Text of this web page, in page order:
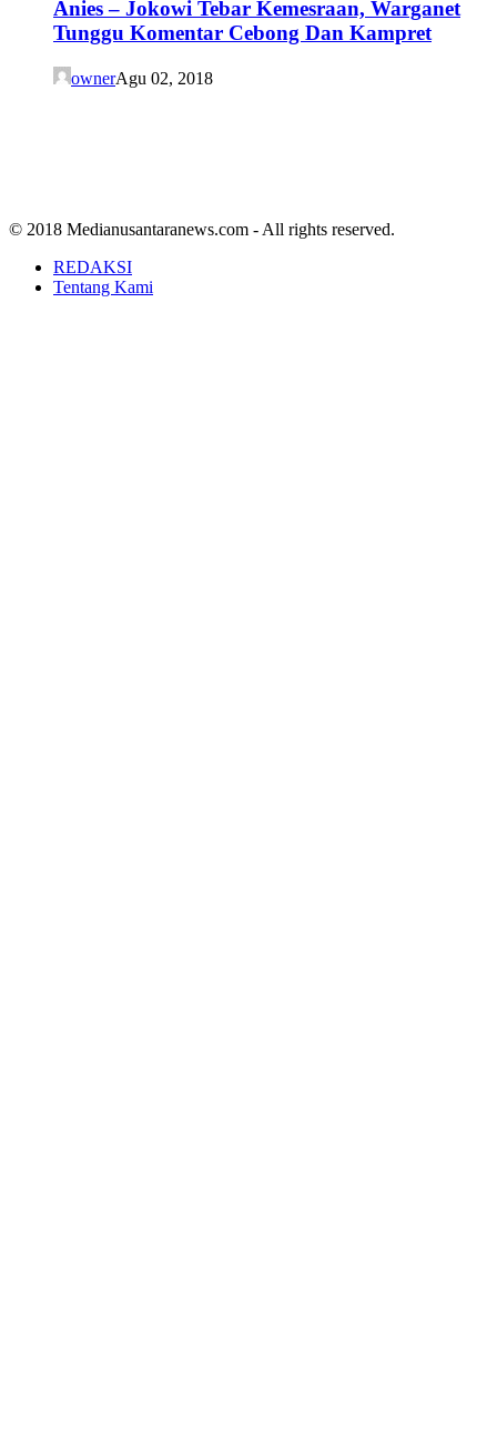
Anies – Jokowi Tebar Kemesraan, Warganet
Tunggu Komentar Cebong Dan Kampret
ownerAgu 02, 2018
© 2018 Medianusantaranews.com - All rights reserved.
REDAKSI
Tentang Kami